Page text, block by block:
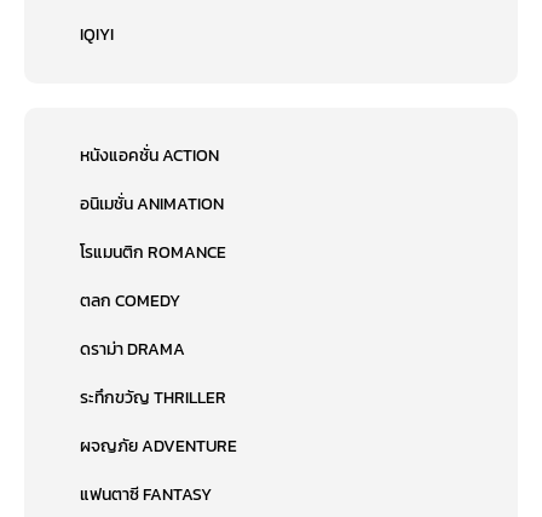
IQIYI
หนังแอคชั่น ACTION
อนิเมชั่น ANIMATION
โรแมนติก ROMANCE
ตลก COMEDY
ดราม่า DRAMA
ระทึกขวัญ THRILLER
ผจญภัย ADVENTURE
แฟนตาซี FANTASY